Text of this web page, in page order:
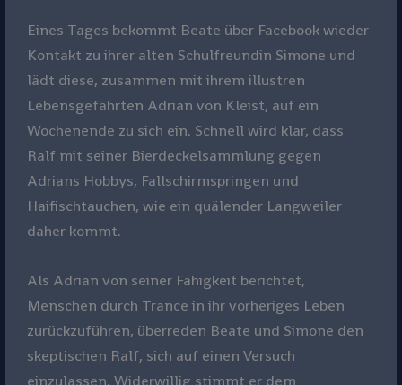
Eines Tages bekommt Beate über Facebook wieder
Kontakt zu ihrer alten Schulfreundin Simone und
lädt diese, zusammen mit ihrem illustren
Lebensgefährten Adrian von Kleist, auf ein
Wochenende zu sich ein. Schnell wird klar, dass
Ralf mit seiner Bierdeckelsammlung gegen
Adrians Hobbys, Fallschirmspringen und
Haifischtauchen, wie ein quälender Langweiler
daher kommt.
Als Adrian von seiner Fähigkeit berichtet,
Menschen durch Trance in ihr vorheriges Leben
zurückzuführen, überreden Beate und Simone den
skeptischen Ralf, sich auf einen Versuch
einzulassen. Widerwillig stimmt er dem